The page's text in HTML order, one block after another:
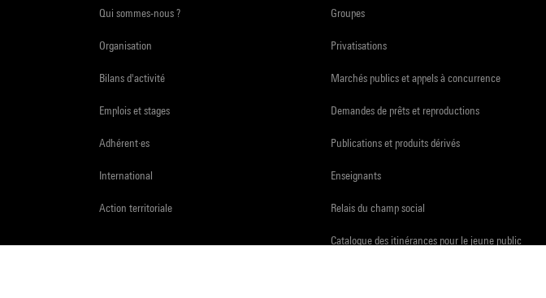
Qui sommes-nous ?
Organisation
Bilans d'activité
Emplois et stages
Adhérent·es
International
Action territoriale
Groupes
Privatisations
Marchés publics et appels à concurrence
Demandes de prêts et reproductions
Publications et produits dérivés
Enseignants
Relais du champ social
Catalogue des itinérances pour le jeune public